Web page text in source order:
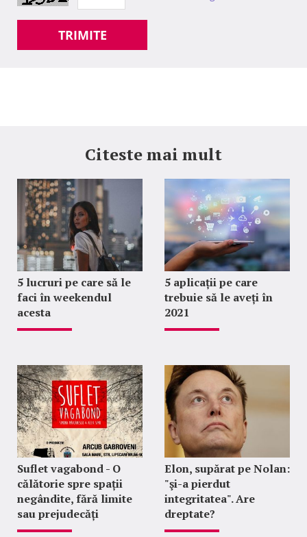
TRIMITE
Citeste mai mult
5 lucruri pe care să le
faci în weekendul
acesta
5 aplicații pe care
trebuie să le aveți în
2021
Suflet vagabond - O
călătorie spre spații
negândite, fără limite
sau prejudecăți
Elon, supărat pe Nolan:
"şi-a pierdut
integritatea". Are
dreptate?